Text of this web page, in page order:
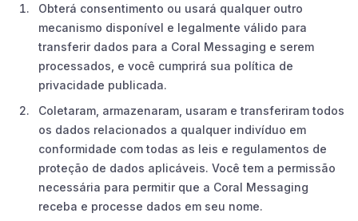
Obterá consentimento ou usará qualquer outro
mecanismo disponível e legalmente válido para
transferir dados para a Coral Messaging e serem
processados, e você cumprirá sua política de
privacidade publicada.
Coletaram, armazenaram, usaram e transferiram todos
os dados relacionados a qualquer indivíduo em
conformidade com todas as leis e regulamentos de
proteção de dados aplicáveis. Você tem a permissão
necessária para permitir que a Coral Messaging
receba e processe dados em seu nome.